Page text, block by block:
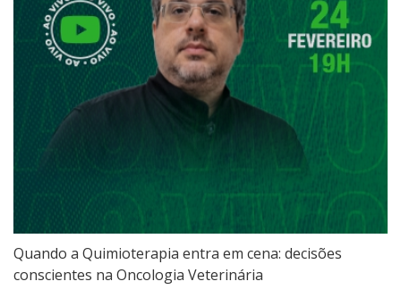
Quando a Quimioterapia entra em cena: decisões
conscientes na Oncologia Veterinária